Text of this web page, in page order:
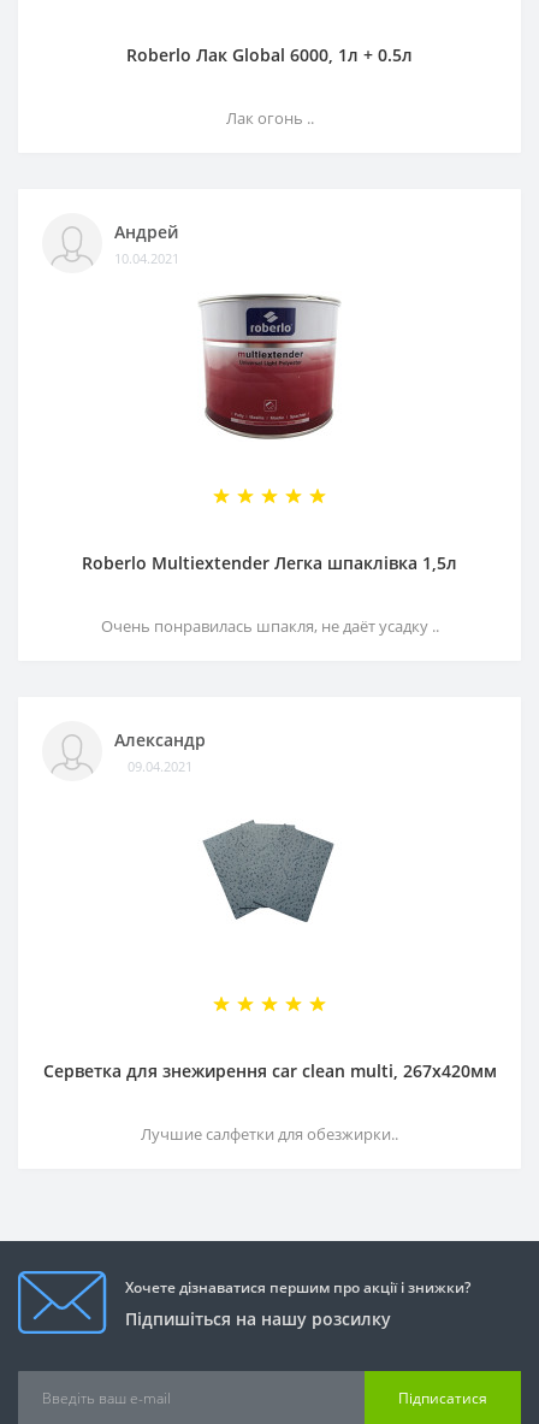
Roberlo Лак Global 6000, 1л + 0.5л
Лак огонь ..
Андрей
10.04.2021
Roberlo Multiextender Легка шпаклівка 1,5л
Очень понравилась шпакля, не даёт усадку ..
Александр
09.04.2021
Серветка для знежирення car clean multi, 267х420мм
Лучшие салфетки для обезжирки..
Хочете дізнаватися першим про акції і знижки?
Підпишіться на нашу розсилку
Підписатися